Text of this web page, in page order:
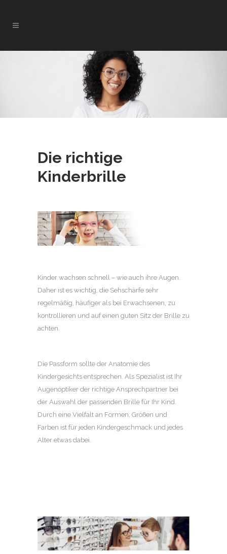
Die richtige
Kinderbrille
Kinder wachsen schnell – wie auch ihre Augen.
Daher ist es wichtig, die Sehschärfe sehr
regelmäßig, häufiger als bei Erwachsenen, zu
kontrollieren und auf einen guten Sitz der Brille zu
achten.
Die Passform sollte der Anatomie des
Kindergesichts entsprechen. Als Spezialist ist Ihr
Augenoptiker der richtige Ansprechpartner bei
der Auswahl der passenden Brille für Ihr Kind.
Durch eine Vielfalt an Formen, Größen und
Farben ist für jeden Kindergeschmack und jedes
Alter etwas dabei.